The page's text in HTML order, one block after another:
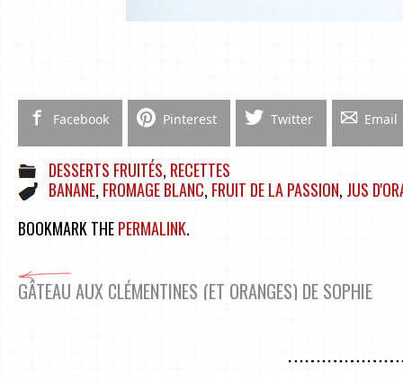
Facebook Pinterest Twitter Email
DESSERTS FRUITÉS, RECETTES
BANANE, FROMAGE BLANC, FRUIT DE LA PASSION, JUS
BOOKMARK THEPERMALINK.
GÂTEAU AUX CLÉMENTINES (ET ORANGES) DE SOPHIE